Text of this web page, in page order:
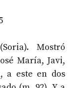
Mostró
María, Javi,
a este en dos